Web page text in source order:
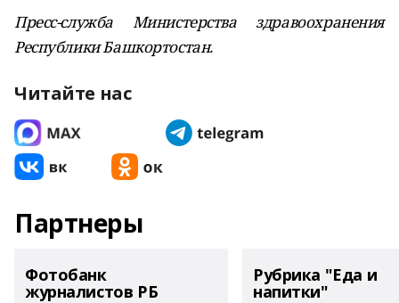
Пресс-служба Министерства здравоохранения
Республики Башкортостан.
Читайте нас
Партнеры
Фотобанк
журналистов РБ
Рубрика "Еда и
напитки"